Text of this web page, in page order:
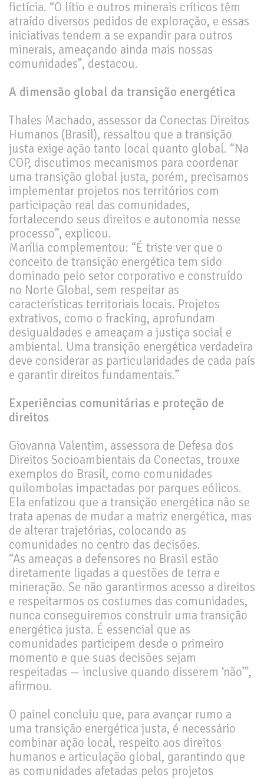
fictícia. “O lítio e outros minerais críticos têm
atraído diversos pedidos de exploração, e essas
iniciativas tendem a se expandir para outros
minerais, ameaçando ainda mais nossas
comunidades”, destacou.
A dimensão global da transição energética
Thales Machado, assessor da Conectas Direitos
Humanos (Brasil), ressaltou que a transição
justa exige ação tanto local quanto global. “Na
COP, discutimos mecanismos para coordenar
uma transição global justa, porém, precisamos
implementar projetos nos territórios com
participação real das comunidades,
fortalecendo seus direitos e autonomia nesse
processo”, explicou.
Marília complementou: “É triste ver que o
conceito de transição energética tem sido
dominado pelo setor corporativo e construído
no Norte Global, sem respeitar as
características territoriais locais. Projetos
extrativos, como o fracking, aprofundam
desigualdades e ameaçam a justiça social e
ambiental. Uma transição energética verdadeira
deve considerar as particularidades de cada país
e garantir direitos fundamentais.”
Experiências comunitárias e proteção de
direitos
Giovanna Valentim, assessora de Defesa dos
Direitos Socioambientais da Conectas, trouxe
exemplos do Brasil, como comunidades
quilombolas impactadas por parques eólicos.
Ela enfatizou que a transição energética não se
trata apenas de mudar a matriz energética, mas
de alterar trajetórias, colocando as
comunidades no centro das decisões.
“As ameaças a defensores no Brasil estão
diretamente ligadas a questões de terra e
mineração. Se não garantirmos acesso a direitos
e respeitarmos os costumes das comunidades,
nunca conseguiremos construir uma transição
energética justa. É essencial que as
comunidades participem desde o primeiro
momento e que suas decisões sejam
respeitadas — inclusive quando disserem ‘não’”,
afirmou.
O painel concluiu que, para avançar rumo a
uma transição energética justa, é necessário
combinar ação local, respeito aos direitos
humanos e articulação global, garantindo que
as comunidades afetadas pelos projetos